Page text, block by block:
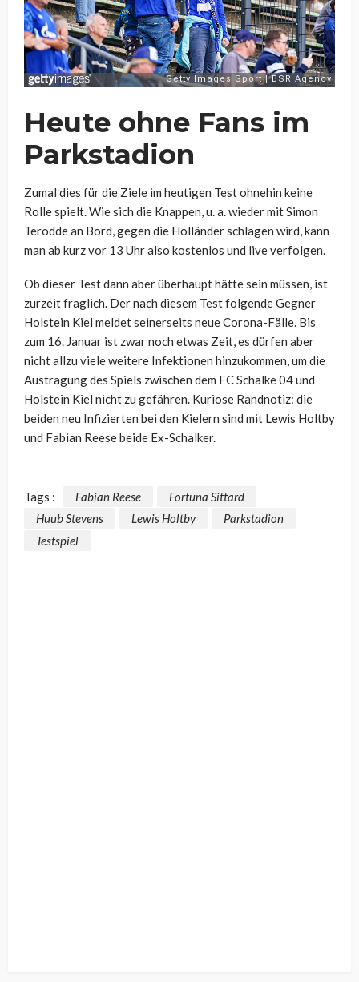
Heute ohne Fans im
Parkstadion
Zumal dies für die Ziele im heutigen Test ohnehin keine
Rolle spielt. Wie sich die Knappen, u. a. wieder mit Simon
Terodde an Bord, gegen die Holländer schlagen wird, kann
man ab kurz vor 13 Uhr also kostenlos und live verfolgen.
Ob dieser Test dann aber überhaupt hätte sein müssen, ist
zurzeit fraglich. Der nach diesem Test folgende Gegner
Holstein Kiel meldet seinerseits neue Corona-Fälle. Bis
zum 16. Januar ist zwar noch etwas Zeit, es dürfen aber
nicht allzu viele weitere Infektionen hinzukommen, um die
Austragung des Spiels zwischen dem FC Schalke 04 und
Holstein Kiel nicht zu gefähren. Kuriose Randnotiz: die
beiden neu Infizierten bei den Kielern sind mit Lewis Holtby
und Fabian Reese beide Ex-Schalker.
Tags : Fabian Reese
Fortuna Sittard
Huub Stevens
Lewis Holtby
Parkstadion
Testspiel